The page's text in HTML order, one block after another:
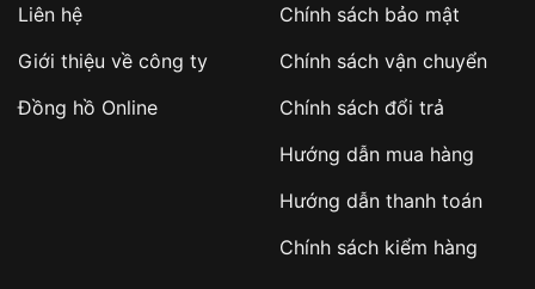
sản phẩm đặc biệt
hàng
Số tiền còn lại thanh toán khi nhận hàng hoặc
✔️ Đảm bảo xử lý đơn hàng nhanh chóng
✔️ Hạn chế tình trạng hủy đơn không mong
Liên hệ
Giới thiệu về công ty
Đồng hồ Online
Chính sách bảo mật
Chính sách vận chuyển
Chính sách đổi trả
Hướng dẫn mua hàng
Hướng dẫn thanh toán
Chính sách kiểm hàng